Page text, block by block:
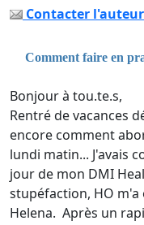
Contacter
Comment faire en
Bonjour à tou.te.s,
Rentré de vacances
encore comment
lundi matin... J'avais
jour de mon DMI
stupéfaction, HO
Helena. Après un